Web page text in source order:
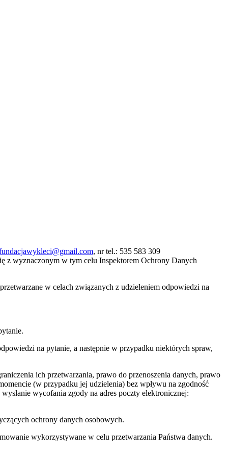
, nr tel.: 535 583 309
z wyznaczonym w tym celu Inspektorem Ochrony Danych
w celach związanych z udzieleniem odpowiedzi na
na pytanie, a następnie w przypadku niektórych spraw,
ich przetwarzania, prawo do przenoszenia danych, prawo
(w przypadku jej udzielenia) bez wpływu na zgodność
wycofania zgody na adres poczty elektronicznej:
ochrony danych osobowych.
wykorzystywane w celu przetwarzania Państwa danych.